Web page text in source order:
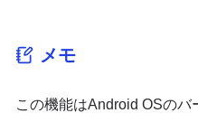
メモ
この機能はAndroid OSの